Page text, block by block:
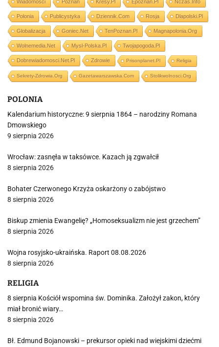
Wiadomości Poznań Kresy.pl Epoznan.pl Nczas.info
Polonia Publicystyka Dziennik.com Rosja Dlapolski.pl
Globalizacja Goniec.net TenPoznan.pl Magnapolonia.org
Wolnemedia.net Mysl-Polska.pl Twojapogoda.pl
Dobrewiadomosci.net.pl Zdrowie Prisonplanet.pl Religia
Sekrety-Zdrowia.org Gazetawarszawska.com Stolikwolnosci.org
POLONIA
Kalendarium historyczne: 9 sierpnia 1864 – narodziny Romana
Dmowskiego
9 sierpnia 2026
Wrocław: zasnęła w taksówce. Kazach ją zgwałcił
8 sierpnia 2026
Bohater Czerwonego Krzyża oskarżony o zabójstwo
8 sierpnia 2026
Biskup zmienia Ewangelię? „Homoseksualizm nie jest grzechem”
8 sierpnia 2026
Wojna rosyjsko-ukraińska. Raport 08.08.2026
8 sierpnia 2026
RELIGIA
8 sierpnia Kościół wspomina św. Dominika. Założył zakon, który
miał bronić wiary…
8 sierpnia 2026
Bł. Edmund Bojanowski – prekursor opieki nad wiejskimi dziećmi